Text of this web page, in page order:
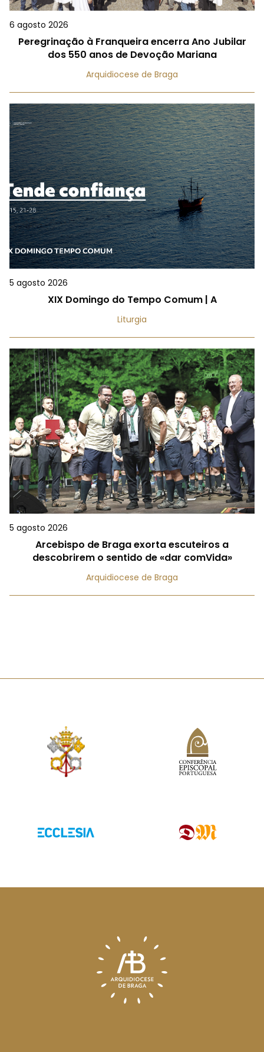
6 agosto 2026
Peregrinação à Franqueira encerra Ano Jubilar
dos 550 anos de Devoção Mariana
Arquidiocese de Braga
5 agosto 2026
XIX Domingo do Tempo Comum | A
Liturgia
5 agosto 2026
Arcebispo de Braga exorta escuteiros a
descobrirem o sentido de «dar comVida»
Arquidiocese de Braga